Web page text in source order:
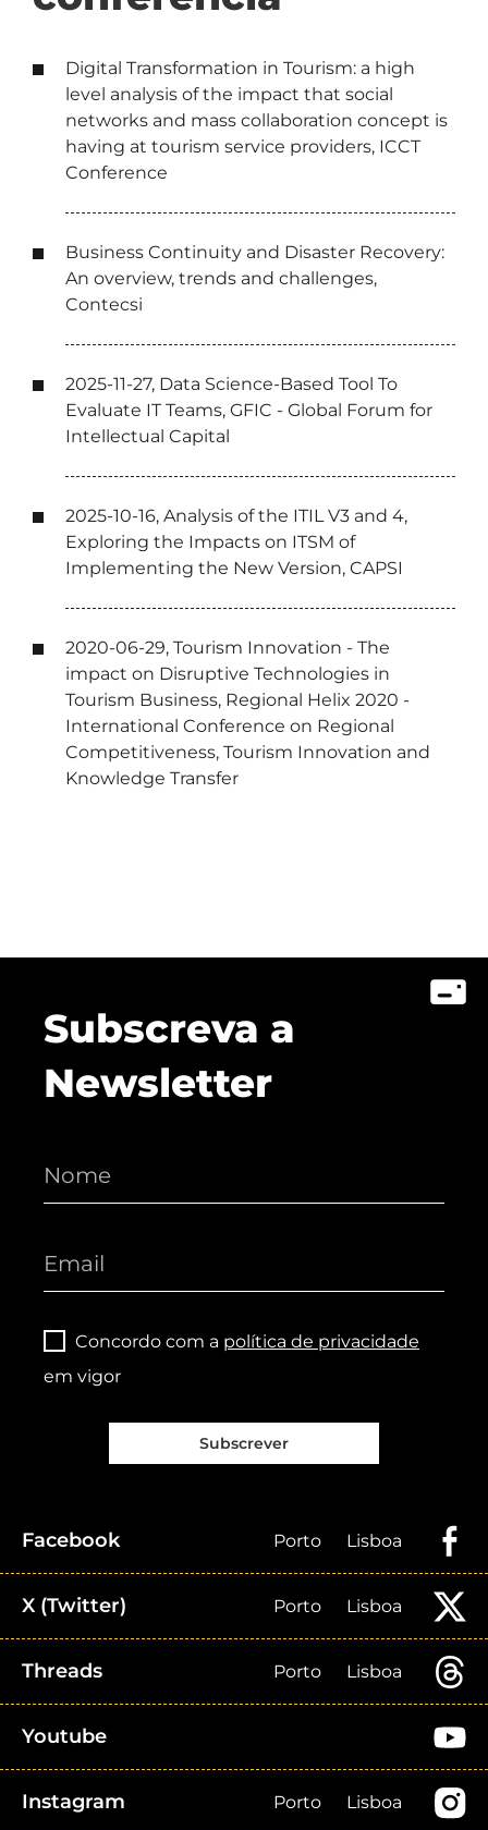
Digital Transformation in Tourism: a high
level analysis of the impact that social
networks and mass collaboration concept is
having at tourism service providers, ICCT
Conference
Business Continuity and Disaster Recovery:
An overview, trends and challenges,
Contecsi
2025-11-27, Data Science-Based Tool To
Evaluate IT Teams, GFIC - Global Forum for
Intellectual Capital
2025-10-16, Analysis of the ITIL V3 and 4,
Exploring the Impacts on ITSM of
Implementing the New Version, CAPSI
2020-06-29, Tourism Innovation - The
impact on Disruptive Technologies in
Tourism Business, Regional Helix 2020 -
International Conference on Regional
Competitiveness, Tourism Innovation and
Knowledge Transfer
Subscreva a
Newsletter
Concordo com a política de privacidade
em vigor
Subscrever
Facebook Porto Lisboa
X (Twitter) Porto Lisboa
Threads Porto Lisboa
Youtube
Instagram Porto Lisboa